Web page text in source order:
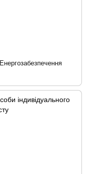
Енергозабезпечення